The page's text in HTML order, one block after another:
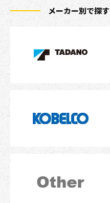
メーカー別で探す